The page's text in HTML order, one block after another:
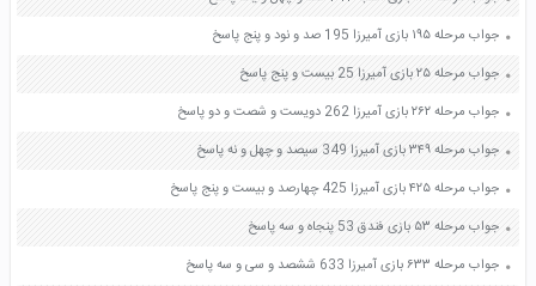
جواب مرحله ۱۹۵ بازی آمیرزا 195 صد و نود و پنج پاسخ
جواب مرحله ۲۵ بازی آمیرزا 25 بیست و پنج پاسخ
جواب مرحله ۲۶۲ بازی آمیرزا 262 دویست و شصت و دو پاسخ
جواب مرحله ۳۴۹ بازی آمیرزا 349 سیصد و چهل و نه پاسخ
جواب مرحله ۴۲۵ بازی آمیرزا 425 چهارصد و بیست و پنج پاسخ
جواب مرحله ۵۳ بازی فندق 53 پنجاه و سه پاسخ
جواب مرحله ۶۳۳ بازی آمیرزا 633 ششصد و سی و سه پاسخ